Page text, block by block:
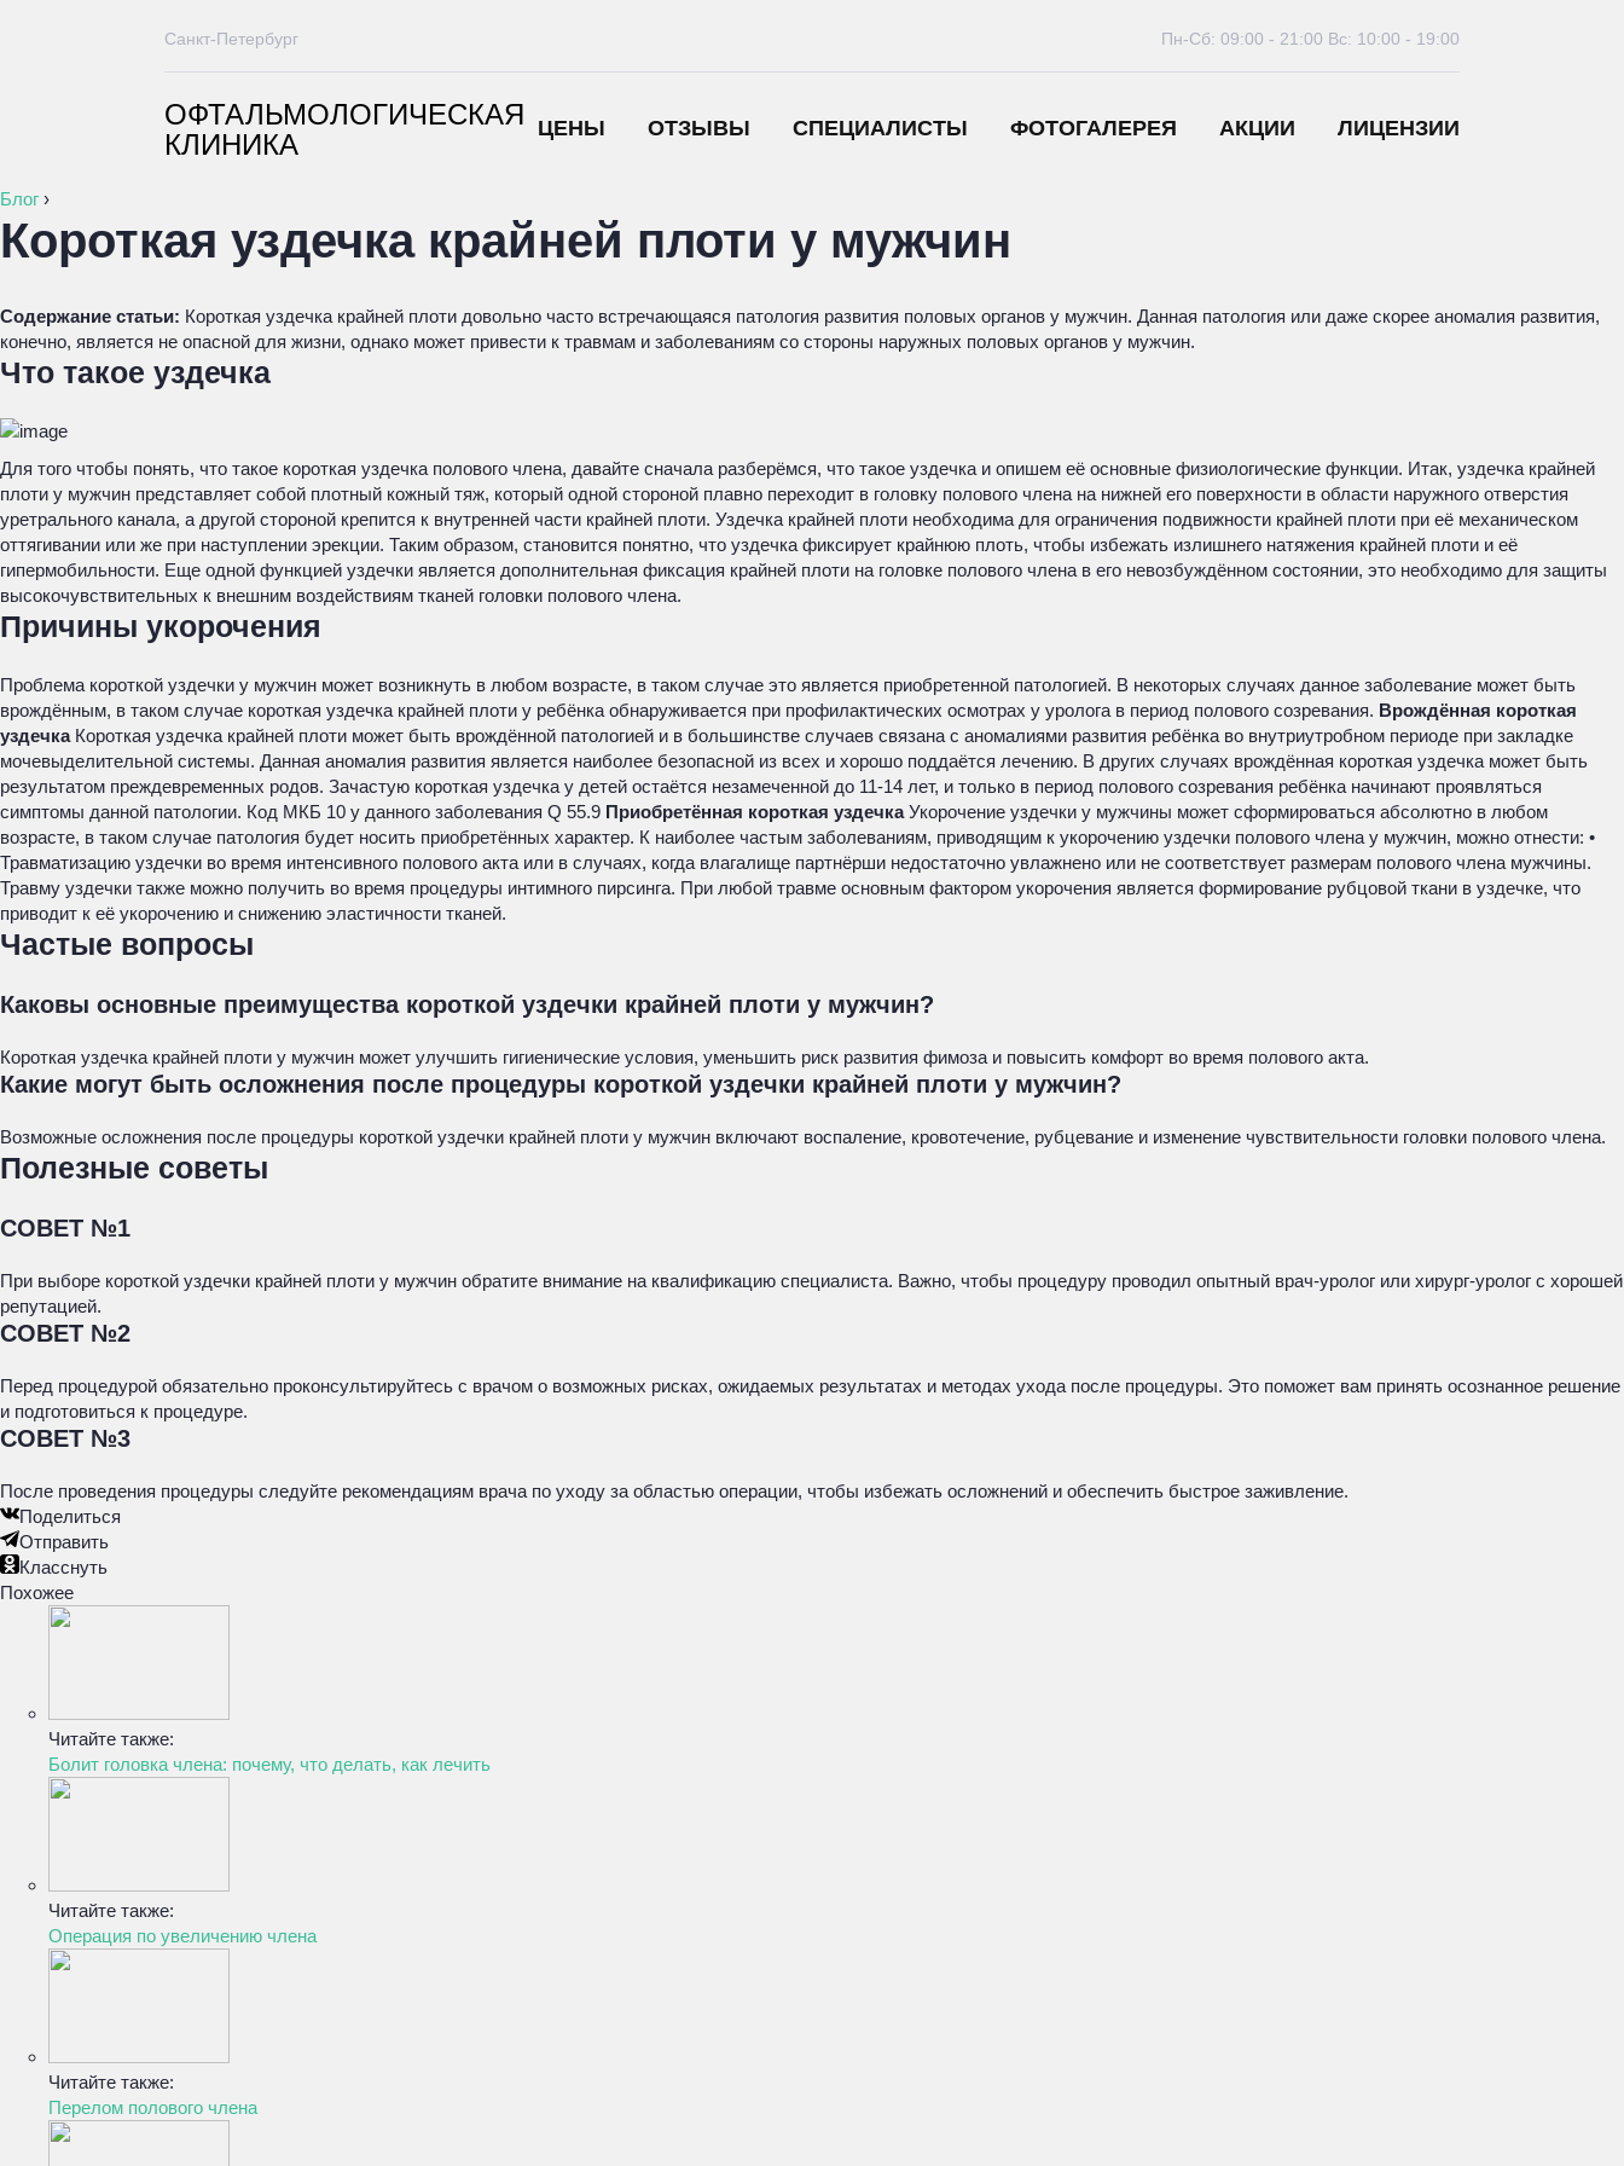
ОФТАЛЬМОЛОГИЧЕСКАЯ
КЛИНИКА
ЦЕНЫ ОТЗЫВЫ СПЕЦИАЛИСТЫ ФОТОГАЛЕРЕЯ АКЦИИ ЛИЦЕНЗИИ
Санкт-Петербург Пн-Сб: 09:00 - 21:00 Вс: 10:00 - 19:00
Блог ›
Короткая уздечка крайней плоти у мужчин
Содержание статьи: Короткая уздечка крайней плоти довольно часто встречающаяся патология развития половых органов у мужчин. Данная патология или даже скорее аномалия развития,
конечно, является не опасной для жизни, однако может привести к травмам и заболеваниям со стороны наружных половых органов у мужчин.
Что такое уздечка
Для того чтобы понять, что такое короткая уздечка полового члена, давайте сначала разберёмся, что такое уздечка и опишем её основные физиологические функции. Итак, уздечка крайней
плоти у мужчин представляет собой плотный кожный тяж, который одной стороной плавно переходит в головку полового члена на нижней его поверхности в области наружного отверстия
уретрального канала, а другой стороной крепится к внутренней части крайней плоти. Уздечка крайней плоти необходима для ограничения подвижности крайней плоти при её механическом
оттягивании или же при наступлении эрекции. Таким образом, становится понятно, что уздечка фиксирует крайнюю плоть, чтобы избежать излишнего натяжения крайней плоти и её
гипермобильности. Еще одной функцией уздечки является дополнительная фиксация крайней плоти на головке полового члена в его невозбуждённом состоянии, это необходимо для защиты
высокочувствительных к внешним воздействиям тканей головки полового члена.
Причины укорочения
Проблема короткой уздечки у мужчин может возникнуть в любом возрасте, в таком случае это является приобретенной патологией. В некоторых случаях данное заболевание может быть
врождённым, в таком случае короткая уздечка крайней плоти у ребёнка обнаруживается при профилактических осмотрах у уролога в период полового созревания. Врождённая короткая
уздечкаКороткая уздечка крайней плоти может быть врождённой патологией и в большинстве случаев связана с аномалиями развития ребёнка во внутриутробном периоде при закладке
мочевыделительной системы. Данная аномалия развития является наиболее безопасной из всех и хорошо поддаётся лечению. В других случаях врождённая короткая уздечка может быть
результатом преждевременных родов. Зачастую короткая уздечка у детей остаётся незамеченной до 11-14 лет, и только в период полового созревания ребёнка начинают проявляться
симптомы данной патологии. Код МКБ 10 у данного заболевания Q 55.9 Приобретённая короткая уздечкаУкорочение уздечки у мужчины может сформироваться абсолютно в любом
возрасте, в таком случае патология будет носить приобретённых характер. К наиболее частым заболеваниям, приводящим к укорочению уздечки полового члена у мужчин, можно отнести: •
Травматизацию уздечки во время интенсивного полового акта или в случаях, когда влагалище партнёрши недостаточно увлажнено или не соответствует размерам полового члена мужчины.
Травму уздечки также можно получить во время процедуры интимного пирсинга. При любой травме основным фактором укорочения является формирование рубцовой ткани в уздечке, что
приводит к её укорочению и снижению эластичности тканей.
Частые вопросы
Каковы основные преимущества короткой уздечки крайней плоти у мужчин?
Короткая уздечка крайней плоти у мужчин может улучшить гигиенические условия, уменьшить риск развития фимоза и повысить комфорт во время полового акта.
Какие могут быть осложнения после процедуры короткой уздечки крайней плоти у мужчин?
Возможные осложнения после процедуры короткой уздечки крайней плоти у мужчин включают воспаление, кровотечение, рубцевание и изменение чувствительности головки полового члена.
Полезные советы
СОВЕТ №1
При выборе короткой уздечки крайней плоти у мужчин обратите внимание на квалификацию специалиста. Важно, чтобы процедуру проводил опытный врач-уролог или хирург-уролог с хорошей
репутацией.
СОВЕТ №2
Перед процедурой обязательно проконсультируйтесь с врачом о возможных рисках, ожидаемых результатах и методах ухода после процедуры. Это поможет вам принять осознанное решение
и подготовиться к процедуре.
СОВЕТ №3
После проведения процедуры следуйте рекомендациям врача по уходу за областью операции, чтобы избежать осложнений и обеспечить быстрое заживление.
Поделиться
Отправить
Класснуть
Похожее
Читайте также:
Болит головка члена: почему, что делать, как лечить
Читайте также:
Операция по увеличению члена
Читайте также:
Перелом полового члена